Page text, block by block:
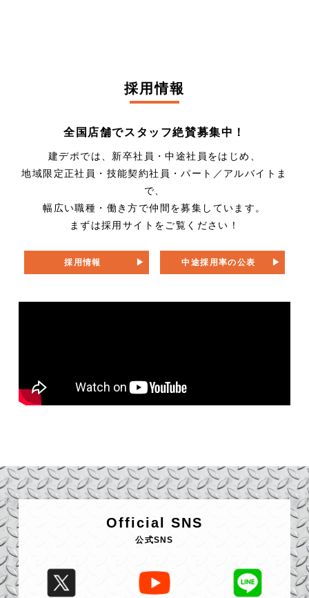
採用情報
全国店舗でスタッフ絶賛募集中！
建デポでは、新卒社員・中途社員をはじめ、
地域限定正社員・技能契約社員・パート／アルバイトま
で、
幅広い職種・働き方で仲間を募集しています。
まずは採用サイトをご覧ください！
採用情報 中途採用率の公表
Official SNS
公式SNS